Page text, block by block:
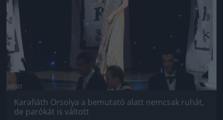
Karafiáth Orsolya a bemutató alatt nemcsak ruhát,
de parókát is váltott